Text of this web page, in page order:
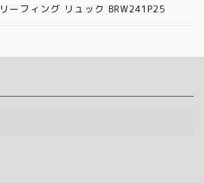
ーフィング リュック BRW241P25